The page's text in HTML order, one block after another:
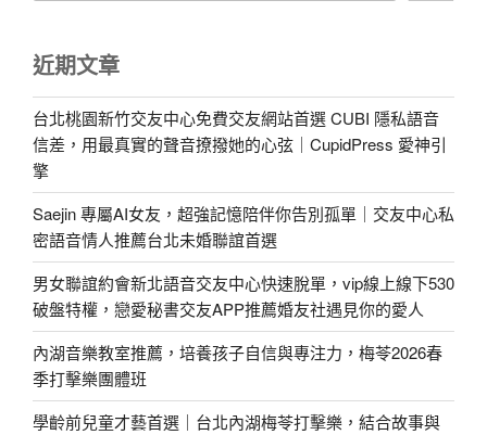
近期文章
台北桃園新竹交友中心免費交友網站首選 CUBI 隱私語音
信差，用最真實的聲音撩撥她的心弦｜CupidPress 愛神引
擎
Saejin 專屬AI女友，超強記憶陪伴你告別孤單｜交友中心私
密語音情人推薦台北未婚聯誼首選
男女聯誼約會新北語音交友中心快速脫單，vip線上線下530
破盤特權，戀愛秘書交友APP推薦婚友社遇見你的愛人
內湖音樂教室推薦，培養孩子自信與專注力，梅苓2026春
季打擊樂團體班
學齡前兒童才藝首選｜台北內湖梅苓打擊樂，結合故事與